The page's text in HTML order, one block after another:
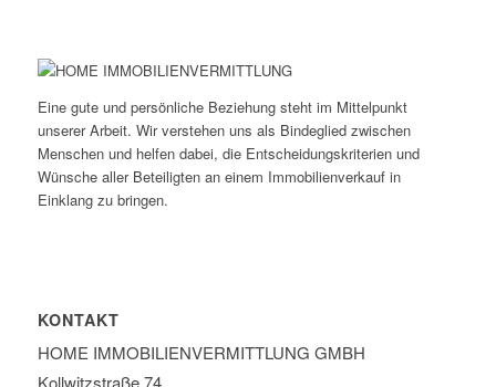
Eine gute und persönliche Beziehung steht im Mittelpunkt
unserer Arbeit. Wir verstehen uns als Bindeglied zwischen
Menschen und helfen dabei, die Entscheidungskriterien und
Wünsche aller Beteiligten an einem Immobilienverkauf in
Einklang zu bringen.
KONTAKT
HOME IMMOBILIEN­VERMITTLUNG GMBH
Kollwitzstraße 74